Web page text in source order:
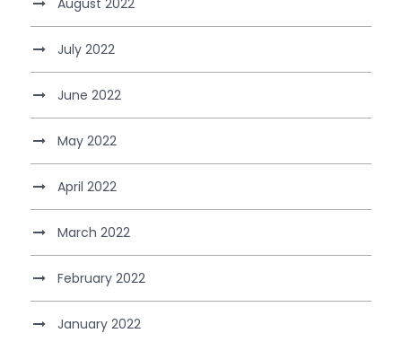
July 2022
June 2022
May 2022
April 2022
March 2022
February 2022
January 2022